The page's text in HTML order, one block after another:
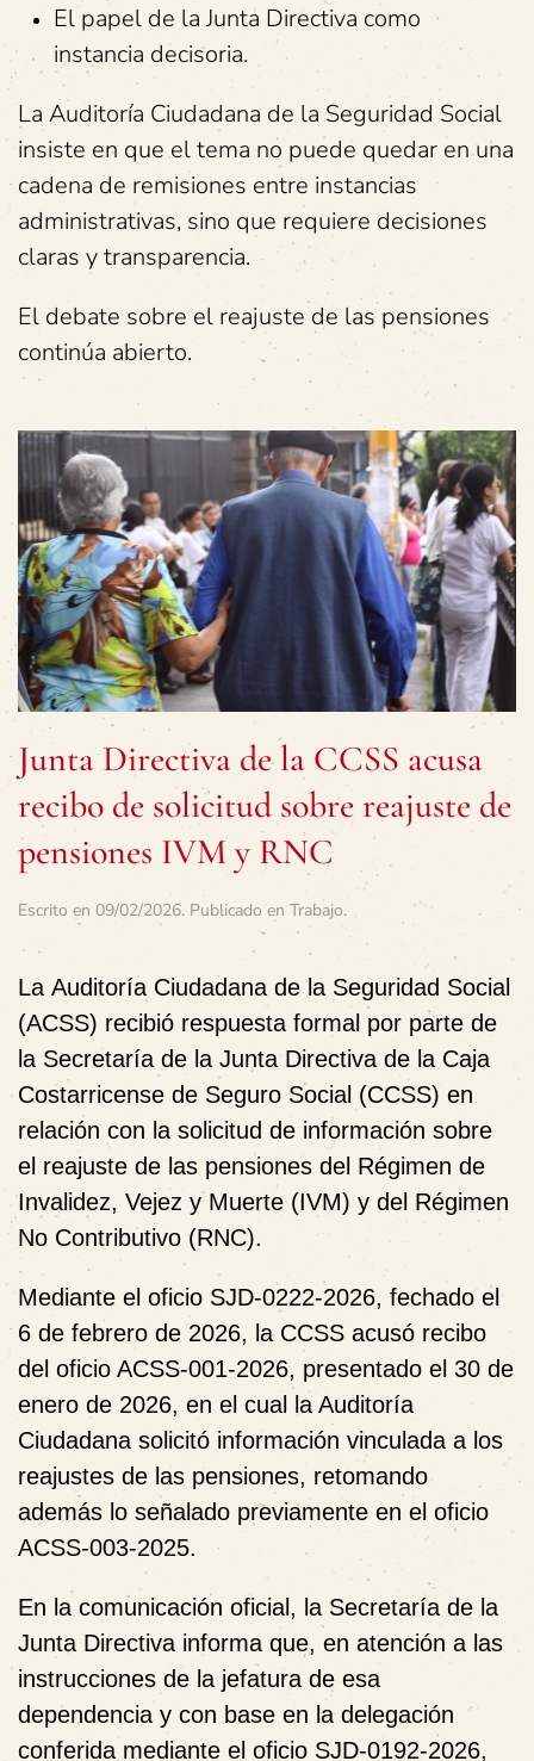
El papel de la Junta Directiva como
instancia decisoria.
La Auditoría Ciudadana de la Seguridad Social
insiste en que el tema no puede quedar en una
cadena de remisiones entre instancias
administrativas, sino que requiere decisiones
claras y transparencia.
El debate sobre el reajuste de las pensiones
continúa abierto.
Junta Directiva de la CCSS acusa
recibo de solicitud sobre reajuste de
pensiones IVM y RNC
Escrito en 09/02/2026. Publicado en Trabajo.
La Auditoría Ciudadana de la Seguridad Social
(ACSS) recibió respuesta formal por parte de
la Secretaría de la Junta Directiva de la Caja
Costarricense de Seguro Social (CCSS) en
relación con la solicitud de información sobre
el reajuste de las pensiones del Régimen de
Invalidez, Vejez y Muerte (IVM) y del Régimen
No Contributivo (RNC).
Mediante el oficio SJD-0222-2026, fechado el
6 de febrero de 2026, la CCSS acusó recibo
del oficio ACSS-001-2026, presentado el 30 de
enero de 2026, en el cual la Auditoría
Ciudadana solicitó información vinculada a los
reajustes de las pensiones, retomando
además lo señalado previamente en el oficio
ACSS-003-2025.
En la comunicación oficial, la Secretaría de la
Junta Directiva informa que, en atención a las
instrucciones de la jefatura de esa
dependencia y con base en la delegación
conferida mediante el oficio SJD-0192-2026,